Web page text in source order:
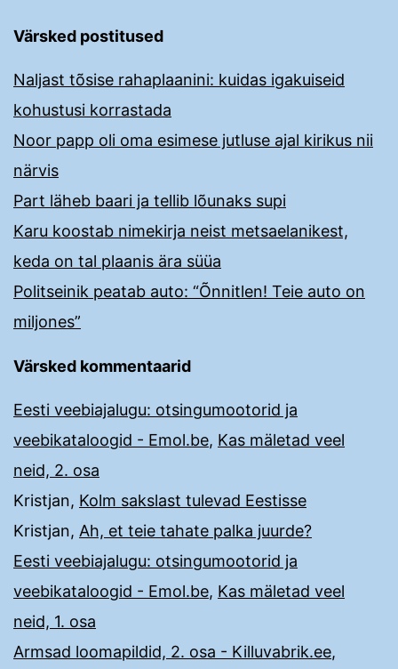
Värsked postitused
Naljast tõsise rahaplaanini: kuidas igakuiseid
kohustusi korrastada
Noor papp oli oma esimese jutluse ajal kirikus nii
närvis
Part läheb baari ja tellib lõunaks supi
Karu koostab nimekirja neist metsaelanikest,
keda on tal plaanis ära süüa
Politseinik peatab auto: “Õnnitlen! Teie auto on
miljones”
Värsked kommentaarid
Eesti veebiajalugu: otsingumootorid ja
veebikataloogid - Emol.be, Kas mäletad veel
neid, 2. osa
Kristjan, Kolm sakslast tulevad Eestisse
Kristjan, Ah, et teie tahate palka juurde?
Eesti veebiajalugu: otsingumootorid ja
veebikataloogid - Emol.be, Kas mäletad veel
neid, 1. osa
Armsad loomapildid, 2. osa - Killuvabrik.ee,